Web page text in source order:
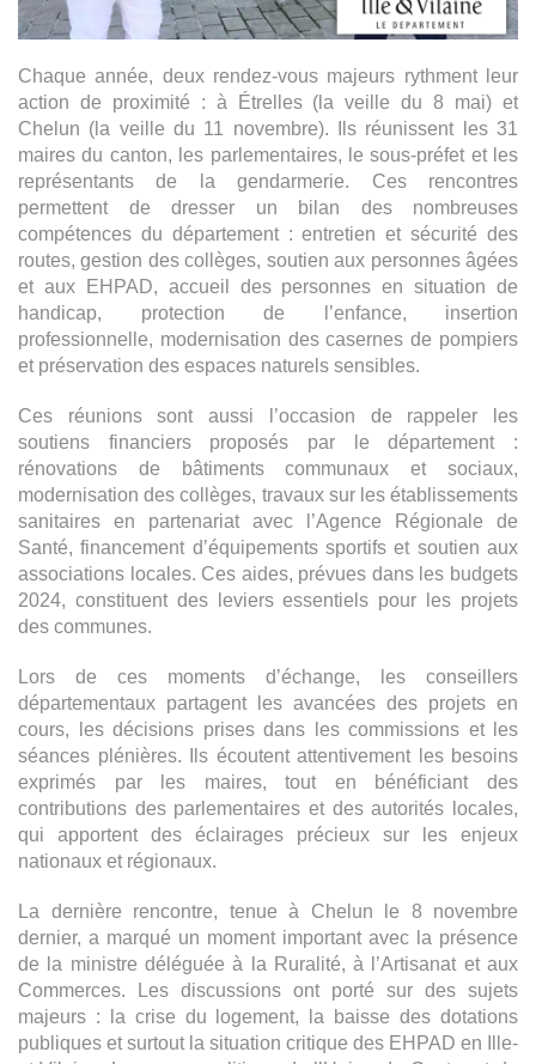
Chaque année, deux rendez-vous majeurs rythment leur
action de proximité : à Étrelles (la veille du 8 mai) et
Chelun (la veille du 11 novembre). Ils réunissent les 31
maires du canton, les parlementaires, le sous-préfet et les
représentants de la gendarmerie. Ces rencontres
permettent de dresser un bilan des nombreuses
compétences du département : entretien et sécurité des
routes, gestion des collèges, soutien aux personnes âgées
et aux EHPAD, accueil des personnes en situation de
handicap, protection de l’enfance, insertion
professionnelle, modernisation des casernes de pompiers
et préservation des espaces naturels sensibles.
Ces réunions sont aussi l’occasion de rappeler les
soutiens financiers proposés par le département :
rénovations de bâtiments communaux et sociaux,
modernisation des collèges, travaux sur les établissements
sanitaires en partenariat avec l’Agence Régionale de
Santé, financement d’équipements sportifs et soutien aux
associations locales. Ces aides, prévues dans les budgets
2024, constituent des leviers essentiels pour les projets
des communes.
Lors de ces moments d’échange, les conseillers
départementaux partagent les avancées des projets en
cours, les décisions prises dans les commissions et les
séances plénières. Ils écoutent attentivement les besoins
exprimés par les maires, tout en bénéficiant des
contributions des parlementaires et des autorités locales,
qui apportent des éclairages précieux sur les enjeux
nationaux et régionaux.
La dernière rencontre, tenue à Chelun le 8 novembre
dernier, a marqué un moment important avec la présence
de la ministre déléguée à la Ruralité, à l’Artisanat et aux
Commerces. Les discussions ont porté sur des sujets
majeurs : la crise du logement, la baisse des dotations
publiques et surtout la situation critique des EHPAD en Ille-